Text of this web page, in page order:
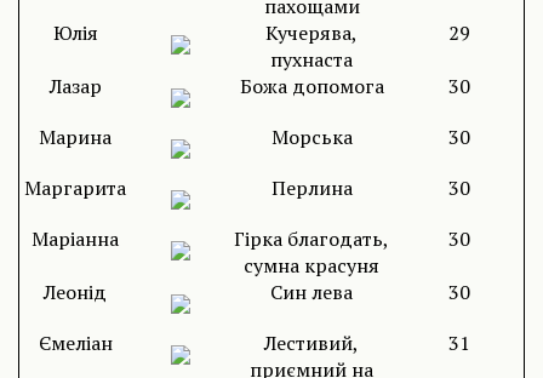
пахощами
Юлія
Кучерява,
пухнаста
29
Лазар
Божа допомога
30
Марина
Морська
30
Маргарита
Перлина
30
Маріанна
Гірка благодать,
сумна красуня
30
Леонід
Син лева
30
Ємеліан
Лестивий,
приємний на
31